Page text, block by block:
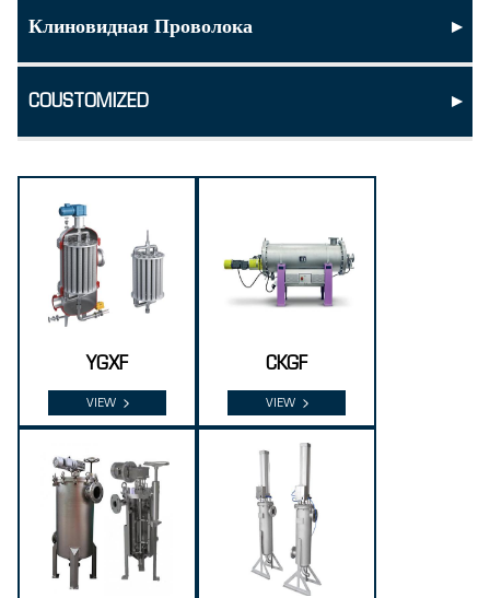
Клиновидная Проволока ▸
COUSTOMIZED ▸
YGXF
VIEW
CKGF
VIEW